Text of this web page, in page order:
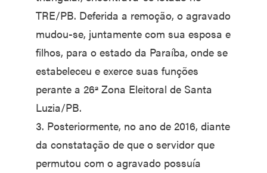
TRE/PB. Deferida a remoção, o agravado
mudou-se, juntamente com sua esposa e
filhos, para o estado da Paraíba, onde se
estabeleceu e exerce suas funções
perante a 26ª Zona Eleitoral de Santa
Luzia/PB.
3. Posteriormente, no ano de 2016, diante
da constatação de que o servidor que
permutou com o agravado possuía